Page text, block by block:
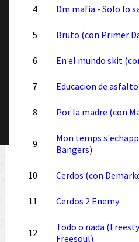
4 Dm mafia - Solo lo
5 Bruto (con Primer
6 En el mundo skit
7 Educacion de
8 Por la madre (con
9
Mon temps
Bangers)
10 Cerdos (con
11 Cerdos 2 Enemy
12
Todo o nada
Freesoul)